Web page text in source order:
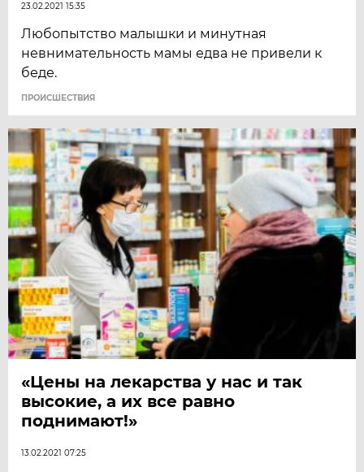
23.02.2021 15:35
Любопытство малышки и минутная
невнимательность мамы едва не привели к
беде.
ПРОИСШЕСТВИЯ
«Цены на лекарства у нас и так
высокие, а их все равно
поднимают!»
13.02.2021 07:25